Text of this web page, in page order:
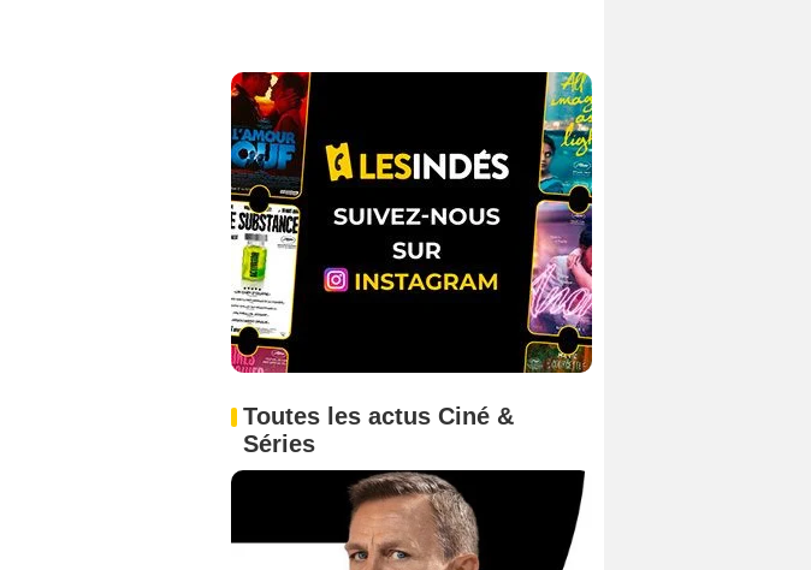
Toutes les actus Ciné &
Séries